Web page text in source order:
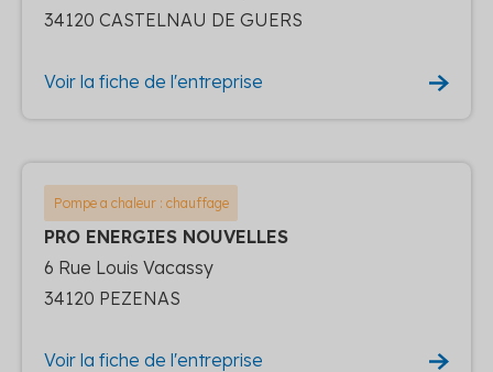
34120 CASTELNAU DE GUERS
Voir la fiche de l'entreprise
Pompe a chaleur : chauffage
PRO ENERGIES NOUVELLES
6 Rue Louis Vacassy
34120 PEZENAS
Voir la fiche de l'entreprise